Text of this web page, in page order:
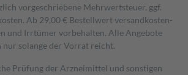
vorgeschriebene Mehrwertsteuer, ggf.
Ab 29,00 € Bestell­wert versand­kosten­
und Irrtümer vorbehalten. Alle Angebote
nur solange der Vorrat reicht.
Prüfung der Arzneimittel und sonstigen